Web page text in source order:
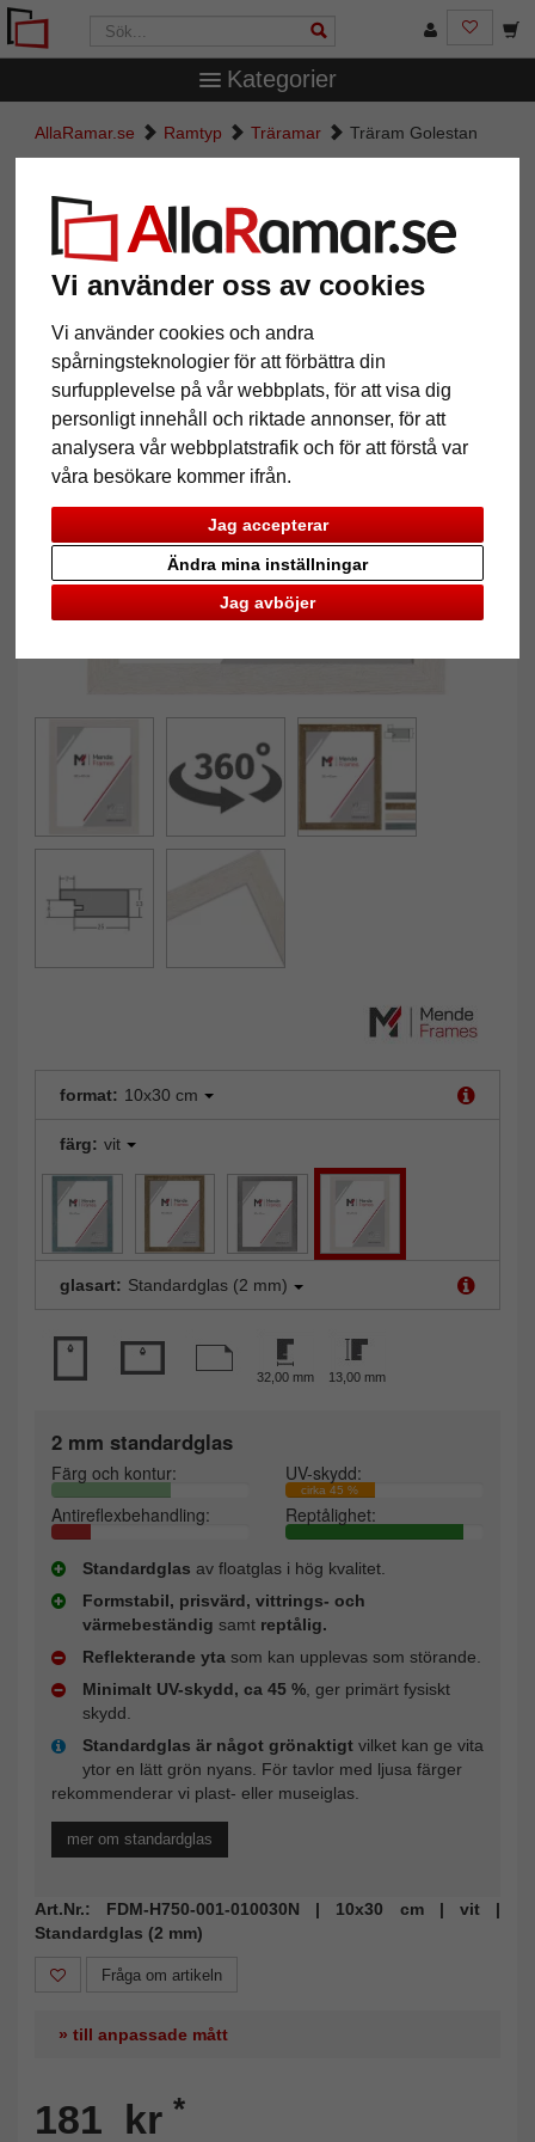
Vi använder oss av cookies
Vi använder cookies och andra
spårningsteknologier för att förbättra din
surfupplevelse på vår webbplats, för att visa dig
personligt innehåll och riktade annonser, för att
analysera vår webbplatstrafik och för att förstå var
våra besökare kommer ifrån.
Jag accepterar
Jag avböjer
Ändra mina inställningar
Kategorier
AllaRamar.se Ramtyp Träramar Träram Golestan
Träram Golestan
Tillbaka
format: 10x30 cm
färg: vit
glasart: Standardglas (2 mm)
32,00 mm 13,00 mm
2 mm standardglas
Färg och kontur: UV-skydd:
cirka 45 %
Antireflexbehandling: Reptålighet:
Standardglas av floatglas i hög kvalitet.
Formstabil, prisvärd, vittrings- och
värmebeständig samt reptålig.
Reflekterande yta som kan upplevas som störande.
Minimalt UV-skydd, ca 45 %, ger primärt fysiskt
skydd.
Standardglas är något grönaktigt vilket kan ge vita
ytor en lätt grön nyans. För tavlor med ljusa färger
rekommenderar vi plast- eller museiglas.
mer om standardglas
Art.Nr.: FDM-H750-001-010030N | 10x30 cm | vit |
Standardglas (2 mm)
Fråga om artikeln
» till anpassade mått
181 kr *